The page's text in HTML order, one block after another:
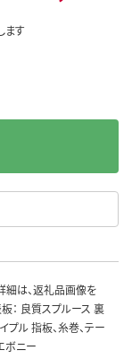
ます
は、返礼品画像を
： 良質スプルース 裏
プル 指板、糸巻、テー
ボニー